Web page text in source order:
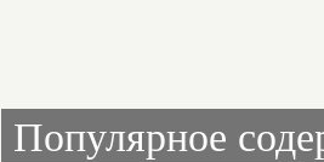
Популярное